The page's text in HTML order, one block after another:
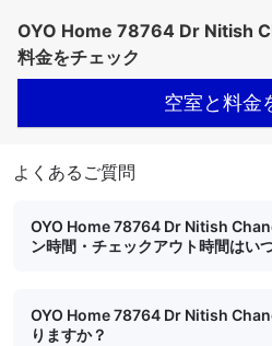
OYO Home 78764 Dr Nitish
料金をチェック
空室と料金
よくあるご質問
OYO Home 78764 Dr Nitish
ン時間・チェックアウト時間はい
OYO Home 78764 Dr Nitish
りますか？